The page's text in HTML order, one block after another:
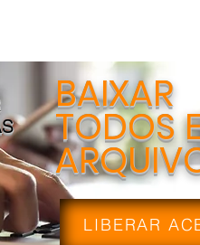
BAIXAR
TODOS
LIBERAR